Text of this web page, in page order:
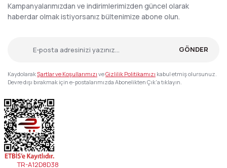
Kampanyalarımızdan ve indirimlerimizden güncel olarak
haberdar olmak istiyorsanız bültenimize abone olun.
GÖNDER
KaydolarakŞartlar ve Koşullarımızı veGizlilik Politikamızı kabul etmiş olursunuz.
Devre dışı bırakmak için e-postalarımızda Abonelikten Çık'a tıklayın.
TR-A12D8D38